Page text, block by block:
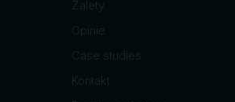
Zalety
Opinie
Case studies
Kontakt